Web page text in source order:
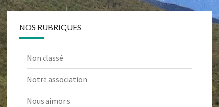
NOS RUBRIQUES
Non classé
Notre association
Nous aimons